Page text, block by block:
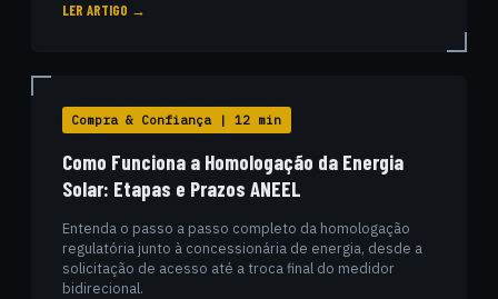
LER ARTIGO →
Compra & Confiança | 12 min
Como Funciona a Homologação da Energia
Solar: Etapas e Prazos ANEEL
Entenda o passo a passo completo da homologação
regulatória junto à concessionária de energia, desde a
solicitação de acesso até a troca final do medidor
bidirecional.